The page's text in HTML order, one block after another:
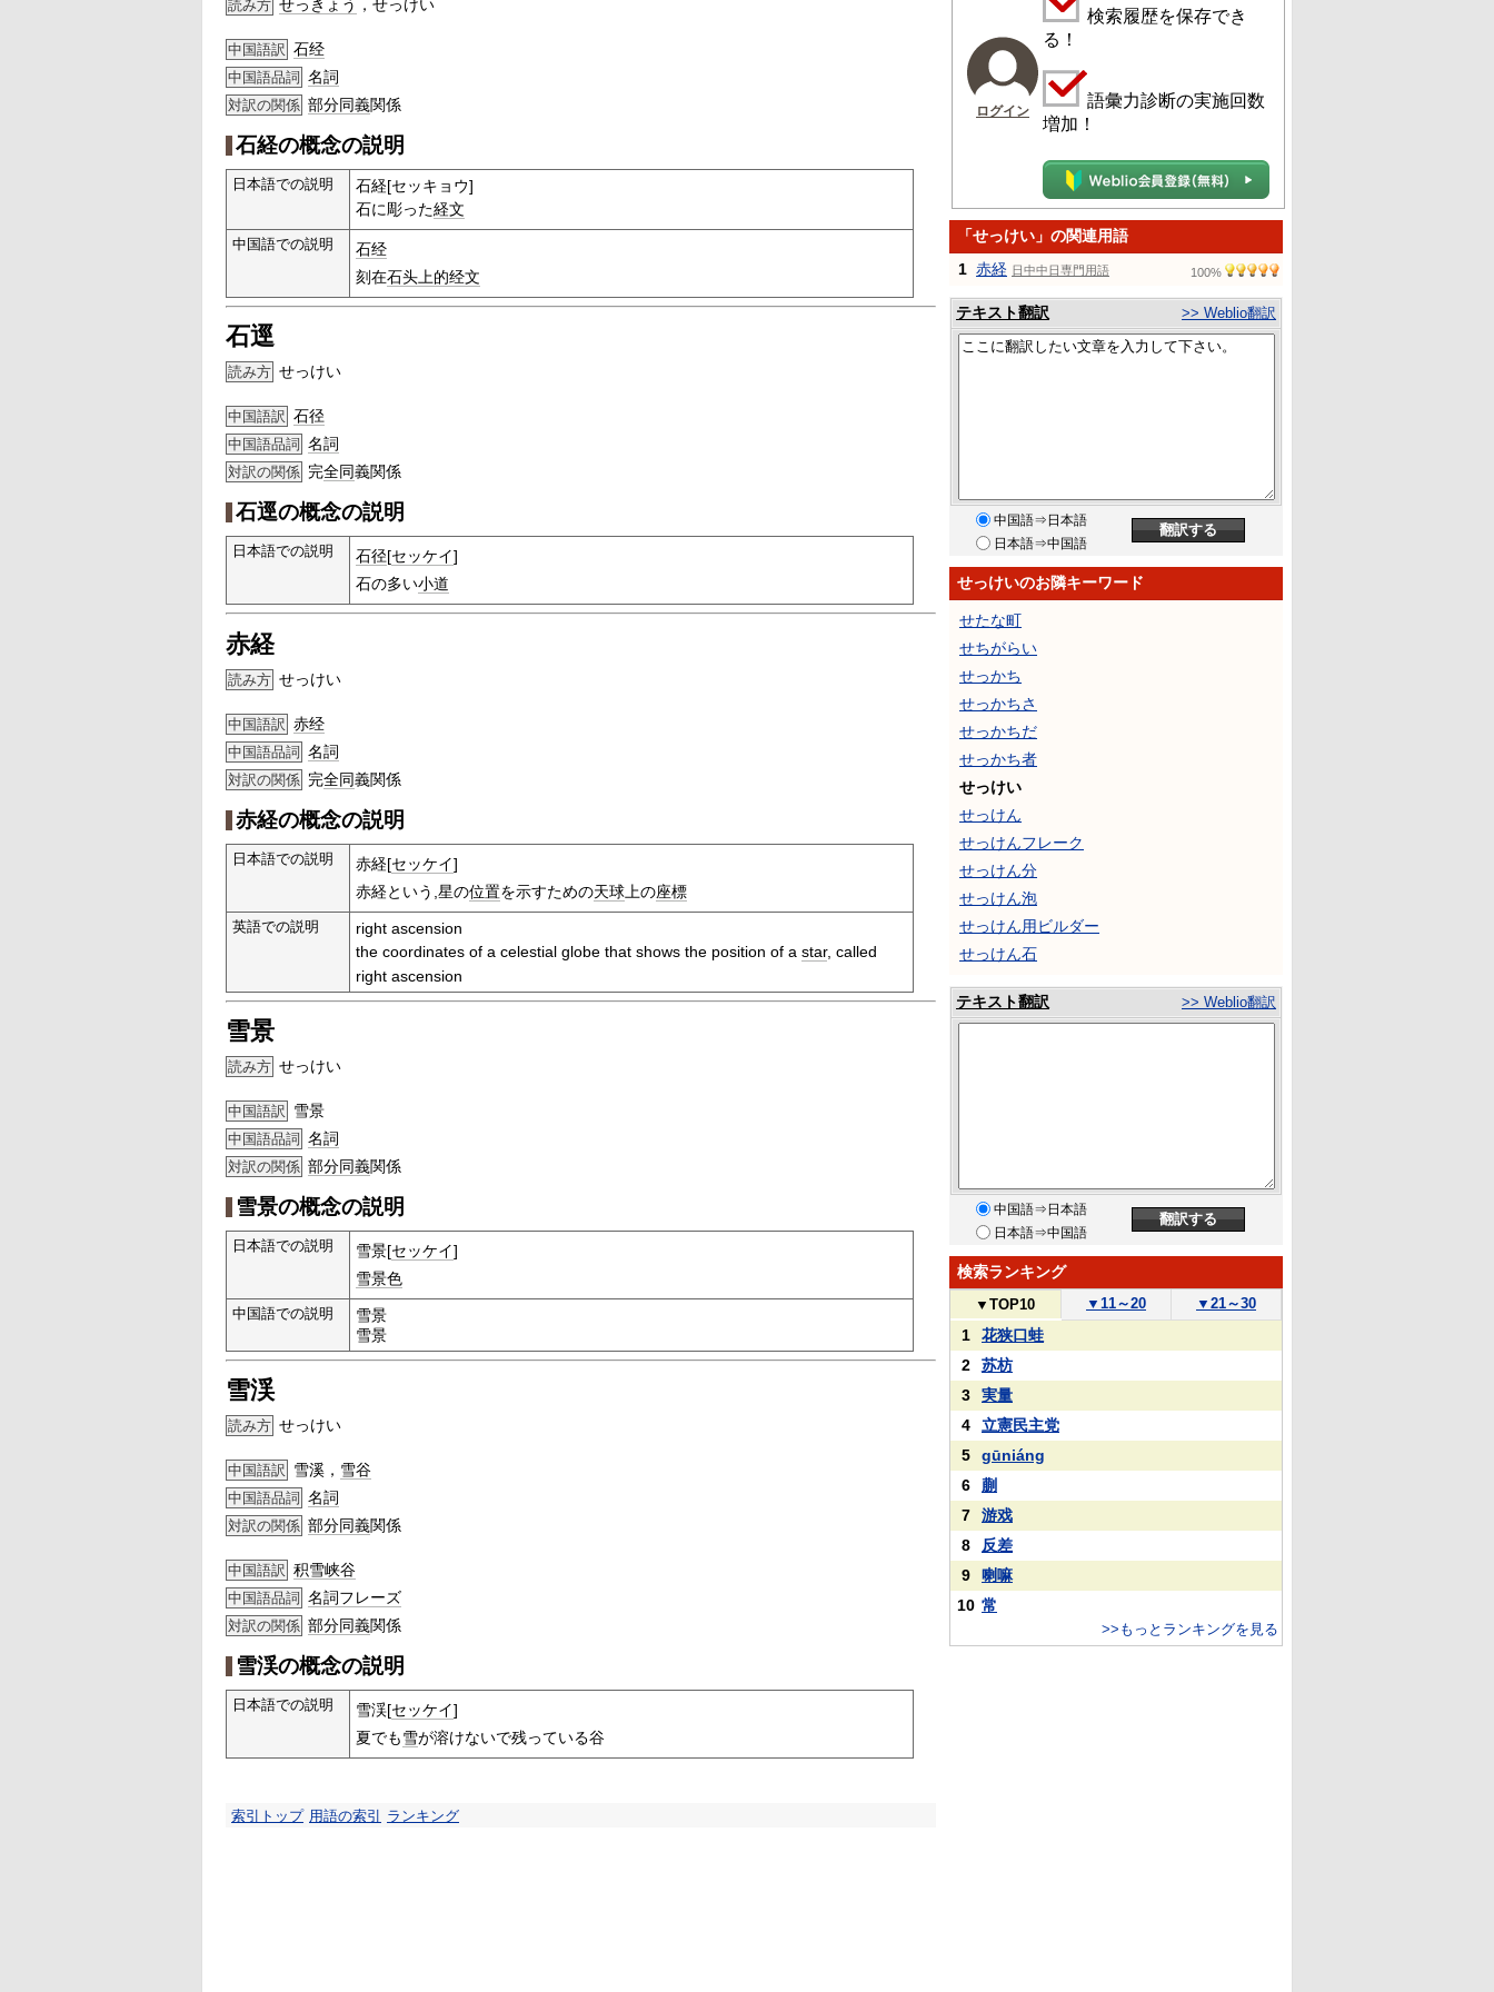
読み方 せっきょう ，せっけい
中国語訳 石经
中国語品詞 名詞
対訳の関係 部分同義関係
石経の概念の説明
日本語での説明
石経[セッキョウ]
石に彫った経文
中国語での説明
石经
刻在石头 上的经文
石逕
読み方 せっけい
中国語訳 石径
中国語品詞 名詞
対訳の関係 完全同義関係
石逕の概念の説明
日本語での説明 石径[セッケイ]
石の多い小道
赤経
読み方 せっけい
中国語訳 赤经
中国語品詞 名詞
対訳の関係 完全同義関係
赤経の概念の説明
日本語での説明 赤経[セッケイ]
赤経という,星の位置を示すための天球 上の座標
英語での説明
right ascension
the coordinates of a celestial globe that shows the position of a star, called
right ascension
雪景
読み方 せっけい
中国語訳 雪景
中国語品詞 名詞
対訳の関係 部分同義関係
雪景の概念の説明
日本語での説明 雪景[セッケイ]
雪景色
中国語での説明
雪景
雪景
雪渓
読み方 せっけい
中国語訳 雪溪， 雪谷
中国語品詞 名詞
対訳の関係 部分同義関係
中国語訳 积雪峡谷
中国語品詞 名詞フレーズ
対訳の関係 部分同義関係
雪渓の概念の説明
日本語での説明 雪渓[セッケイ]
夏でも雪が溶けないで残っている谷
索引トップ 用語の索引 ランキング
ログイン
検索履歴を保存でき
る！
語彙力診断の実施回数
増加！
「せっけい」の関連用語
1 赤経 日中中日専門用語 100%
テキスト翻訳 >> Weblio翻訳
中国語⇒日本語
日本語⇒中国語
せっけいのお隣キーワード
せたな町
せちがらい
せっかち
せっかちさ
せっかちだ
せっかち者
せっけい
せっけん
せっけんフレーク
せっけん分
せっけん泡
せっけん用ビルダー
せっけん石
テキスト翻訳 >> Weblio翻訳
中国語⇒日本語
日本語⇒中国語
検索ランキング
▼ TOP10 ▼ 11～20 ▼ 21～30
1
花狭口蛙
2
苏枋
3
実量
4
立憲民主党
5
gūniáng
6
蒯
7
游戏
8
反差
9
喇嘛
10 常
>>もっとランキングを見る